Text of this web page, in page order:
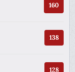
160
138
128